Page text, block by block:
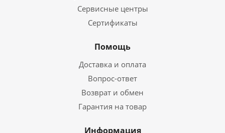
Сервисные центры
Сертификаты
Помощь
Доставка и оплата
Вопрос-ответ
Возврат и обмен
Гарантия на товар
Информация